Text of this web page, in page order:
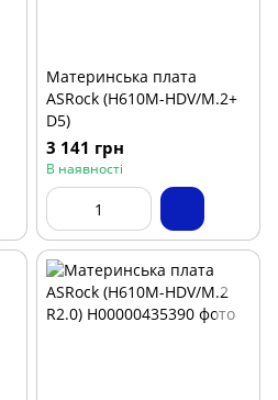
Материнська плата
ASRock (H610M-HDV/M.2+
D5)
3 141 грн
В наявності